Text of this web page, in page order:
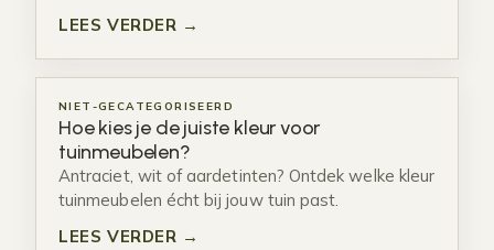
LEES VERDER →
NIET-GECATEGORISEERD
Hoe kies je de juiste kleur voor
tuinmeubelen?
Antraciet, wit of aardetinten? Ontdek welke kleur
tuinmeubelen écht bij jouw tuin past.
LEES VERDER →